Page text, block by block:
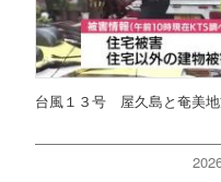
台風１３号 屋久島と奄美